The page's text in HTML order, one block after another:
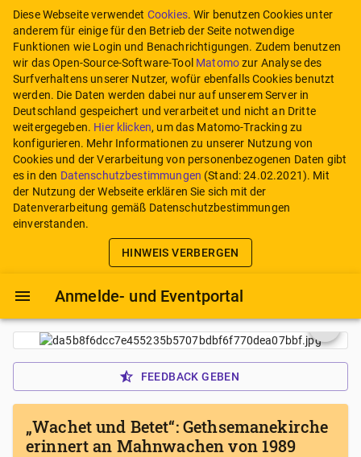
Diese Webseite verwendet Cookies. Wir benutzen Cookies unter
anderem für einige für den Betrieb der Seite notwendige
Funktionen wie Login und Benachrichtigungen. Zudem benutzen
wir das Open-Source-Software-Tool Matomozur Analyse des
Surfverhaltens unserer Nutzer, wofür ebenfalls Cookies benutzt
werden. Die Daten werden dabei nur auf unserem Server in
Deutschland gespeichert und verarbeitet und nicht an Dritte
weitergegeben. Hier klicken, um das Matomo-Tracking zu
konfigurieren. Mehr Informationen zu unserer Nutzung von
Cookies und der Verarbeitung von personenbezogenen Daten gibt
es in den Datenschutzbestimmungen (Stand:24.02.2021). Mit
der Nutzung der Webseite erklären Sie sich mit der
Datenverarbeitung gemäß Datenschutzbestimmungen
einverstanden.
HINWEIS VERBERGEN
Anmelde- und Eventportal
„Wachet und Betet“: Gethsemanekirche
erinnert an Mahnwachen von 1989
FEEDBACK GEBEN